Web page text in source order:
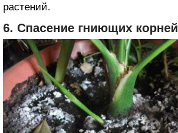
растений.
6. Спасение гниющих корней